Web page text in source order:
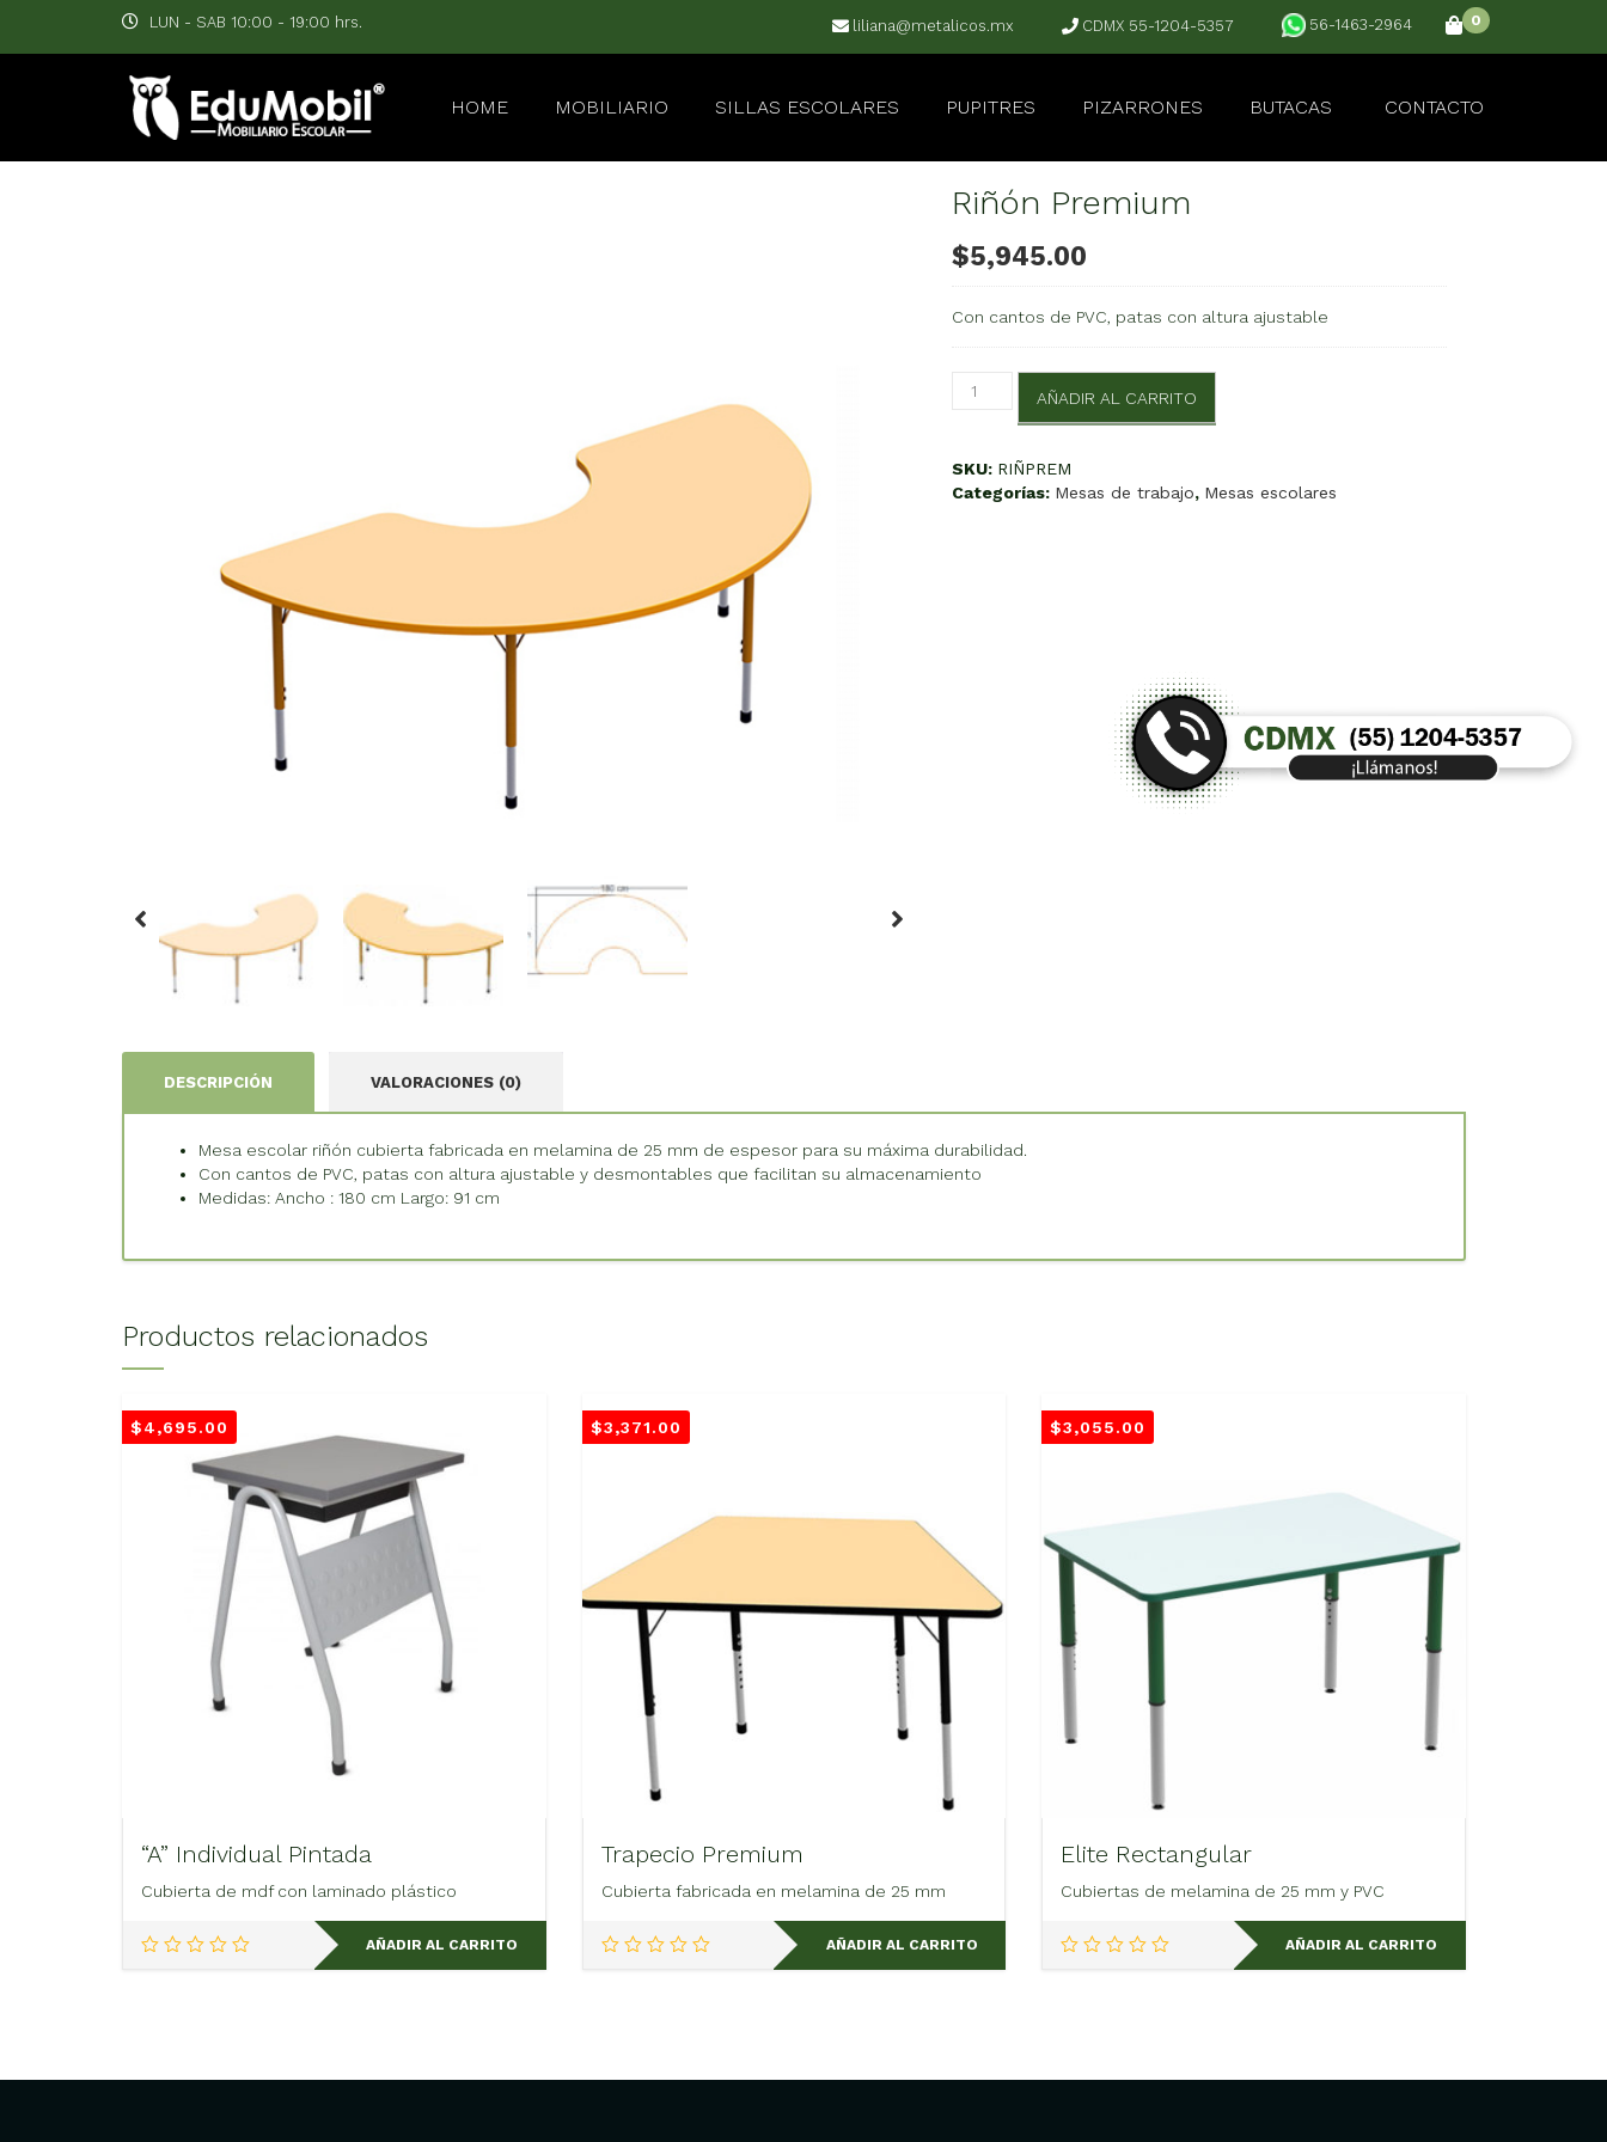
LUN - SAB 10:00 - 19:00 hrs. liliana@metalicos.mx CDMX 55-1204-5357 56-1463-2964 0
HOME MOBILIARIO SILLAS ESCOLARES PUPITRES PIZARRONES BUTACAS CONTACTO
Riñón Premium
$5,945.00
Con cantos de PVC, patas con altura ajustable
Riñón
cantidad
AÑADIR AL CARRITO
SKU: RIÑPREM
Categorías: Mesas de trabajo, Mesas escolares
DESCRIPCIÓN VALORACIONES (0)
Mesa escolar riñón cubierta fabricada en melamina de 25 mm de espesor para su máxima durabilidad.
Con cantos de PVC, patas con altura ajustable y desmontables que facilitan su almacenamiento
Medidas: Ancho : 180 cm Largo: 91 cm
Productos relacionados
$4,695.00
“A” Individual Pintada
Cubierta de mdf con laminado plástico
AÑADIR AL CARRITO
$3,371.00
Trapecio Premium
Cubierta fabricada en melamina de 25 mm
AÑADIR AL CARRITO
$3,055.00
Elite Rectangular
Cubiertas de melamina de 25 mm y PVC
AÑADIR AL CARRITO